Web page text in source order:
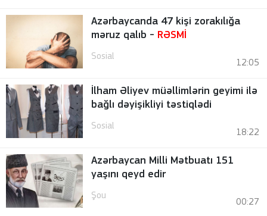
Azərbaycanda 47 kişi zorakılığa
məruz qalıb - RƏSMİ
Sosial
12:05
İlham Əliyev müəllimlərin geyimi ilə
bağlı dəyişikliyi təstiqlədi
Sosial
18:22
Azərbaycan Milli Mətbuatı 151
yaşını qeyd edir
Şou
00:27